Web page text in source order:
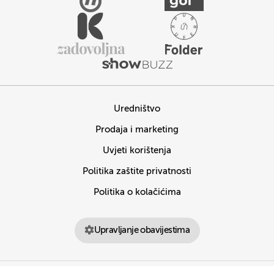
Uredništvo
Prodaja i marketing
Uvjeti korištenja
Politika zaštite privatnosti
Politika o kolačićima
Upravljanje obavijestima